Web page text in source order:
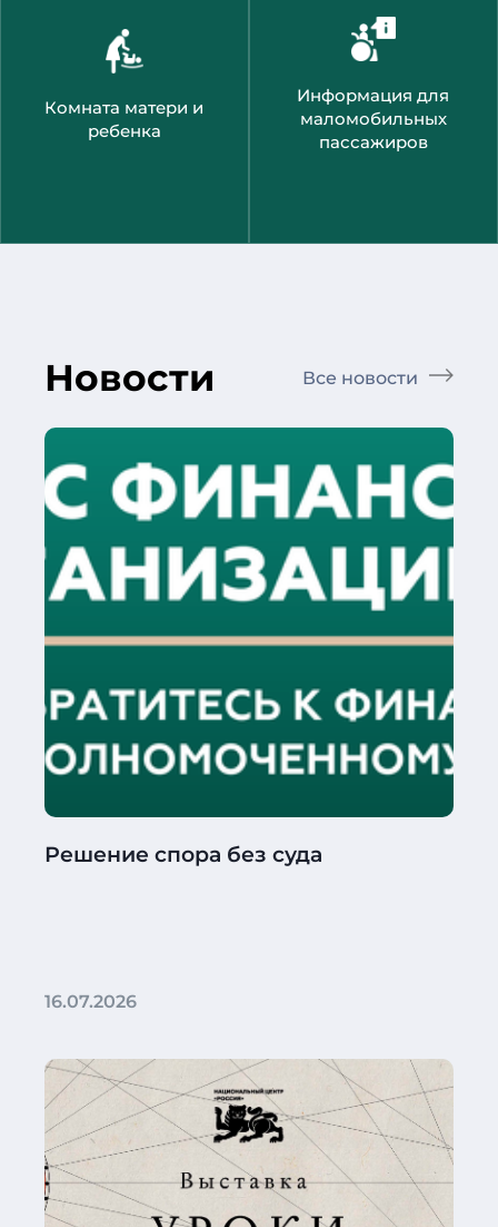
Комната матери и
ребенка
Информация для
маломобильных
пассажиров
Новости Все новости
Решение спора без суда
16.07.2026